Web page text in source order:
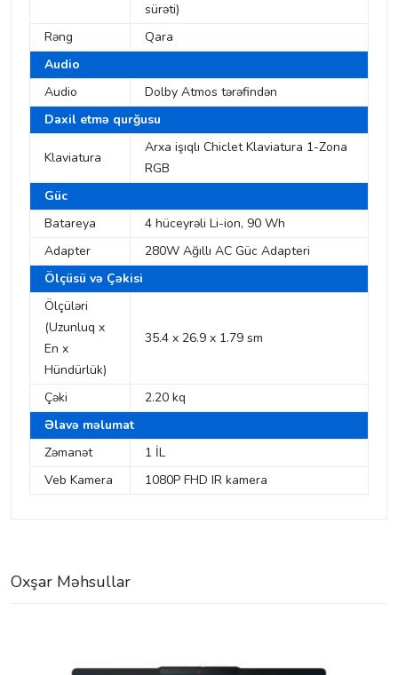
sürəti)
Rəng
Qara
Audio
Audio
Dolby Atmos tərəfindən
Daxil etmə qurğusu
Klaviatura
Arxa işıqlı Chiclet Klaviatura 1-Zona
RGB
Güc
Batareya
4 hüceyrəli Li-ion, 90 Wh
Adapter
280W Ağıllı AC Güc Adapteri
Ölçüsü və Çəkisi
Ölçüləri
(Uzunluq x
En x
Hündürlük)
35.4 x 26.9 x 1.79 sm
Çəki
2.20 kq
Əlavə məlumat
Zəmanət
1 İL
Veb Kamera
1080P FHD IR kamera
Oxşar Məhsullar